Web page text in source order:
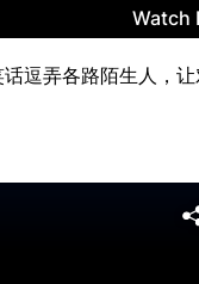
逗弄各路陌生人，